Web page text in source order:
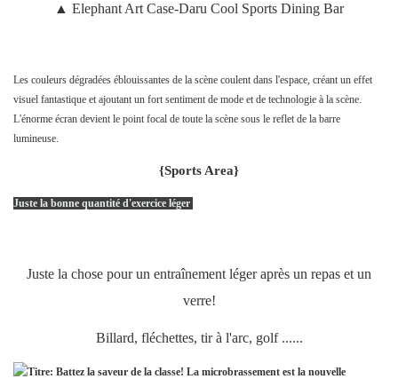
▲ Elephant Art Case-Daru Cool Sports Dining Bar
Les couleurs dégradées éblouissantes de la scène coulent dans l'espace, créant un effet
visuel fantastique et ajoutant un fort sentiment de mode et de technologie à la scène.
L'énorme écran devient le point focal de toute la scène sous le reflet de la barre
lumineuse.
{Sports Area}
Juste la bonne quantité d'exercice léger
Juste la chose pour un entraînement léger après un repas et un
verre!
Billard, fléchettes, tir à l'arc, golf ......